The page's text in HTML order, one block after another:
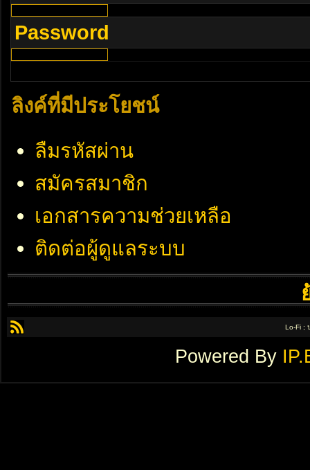
Password
ลิงค์ที่มีประโยชน์
ลืมรหัสผ่าน
สมัครสมาชิก
เอกสารความช่วยเหลือ
ติดต่อผู้ดูแลระบบ
Lo-Fi ;
Powered By